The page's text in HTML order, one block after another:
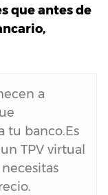
que antes de
a
tu banco.Es
TPV virtual